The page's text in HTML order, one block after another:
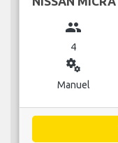
group
4
miscellaneous_services
Manuel